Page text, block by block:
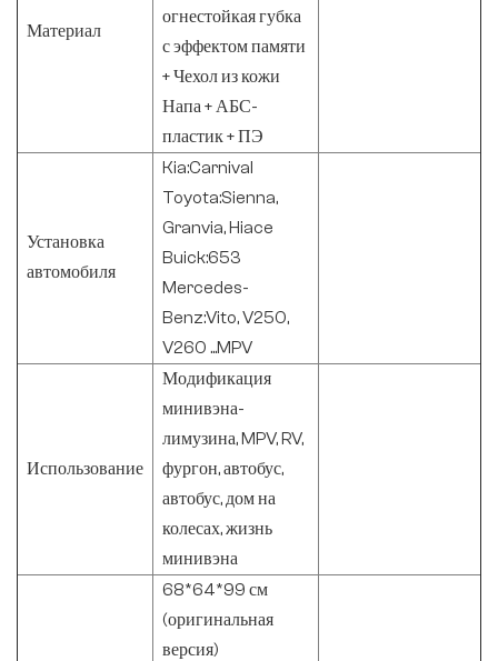
Материал
огнестойкая губка
с эффектом памяти
+ Чехол из кожи
Напа + АБС-
пластик + ПЭ
Установка
автомобиля
Kia:Carnival
Toyota:Sienna,
Granvia, Hiace
Buick:653
Mercedes-
Benz:Vito, V250,
V260 ...MPV
Использование
Модификация
минивэна-
лимузина, MPV, RV,
фургон, автобус,
автобус, дом на
колесах, жизнь
минивэна
68*64*99 см
(оригинальная
версия)